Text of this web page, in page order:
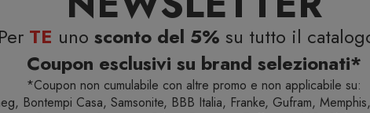
Per TE uno sconto del 5% su tutto il
Coupon esclusivi su brand selezionati*
*Coupon non cumulabile con altre promo e non applicabile su:
Bontempi Casa, Samsonite, BBB Italia, Franke, Gufram,
Home Arredo interno Sedie Sedia Margharet 34.98